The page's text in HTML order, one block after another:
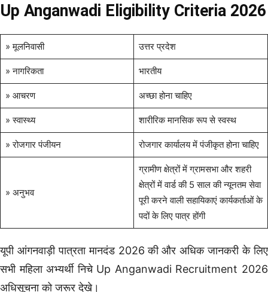
Up Anganwadi Eligibility Criteria 2026
» मूलनिवासी उत्तर प्रदेश
» नागरिकता भारतीय
» आचरण अच्छा होना चाहिए
» स्वास्थ्य शारीरिक मानसिक रूप से स्वस्थ
» रोजगार पंजीयन रोजगार कार्यालय में पंजीकृत होना चाहिए
» अनुभव
ग्रामीण क्षेत्रों में ग्रामसभा और शहरी
क्षेत्रों में वार्ड की 5 साल की न्यूनतम सेवा
पूरी करने वाली सहायिकाएं कार्यकर्ताओं के
पदों के लिए पात्र होंगी
यूपी आंगनवाड़ी पात्रता मानदंड 2026 की और अधिक जानकरी के लिए
सभी महिला अभ्यर्थी निचे Up Anganwadi Recruitment 2026
अधिसूचना को जरूर देखे।